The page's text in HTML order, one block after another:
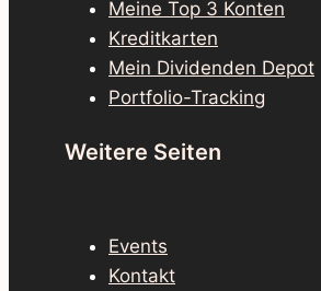
Meine Top 3 Konten
Kreditkarten
Mein Dividenden Depot
Portfolio-Tracking
Weitere Seiten
Events
Kontakt